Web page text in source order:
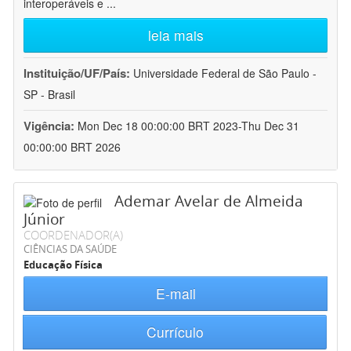
interoperáveis e ...
leia mais
Instituição/UF/País: Universidade Federal de São Paulo -
SP - Brasil
Vigência: Mon Dec 18 00:00:00 BRT 2023-Thu Dec 31
00:00:00 BRT 2026
Ademar Avelar de Almeida
Júnior
COORDENADOR(A)
CIÊNCIAS DA SAÚDE
Educação Física
E-mail
Currículo